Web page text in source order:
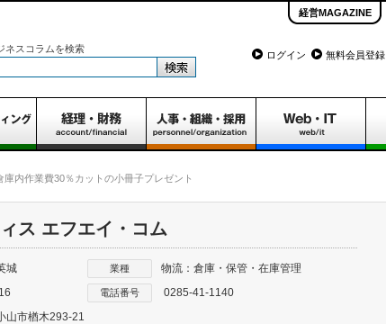
経営MAGAZINE
ネスコラムを検索
ログイン 無料会員登録
庫内作業費30％カットの小冊子プレゼント
ス エフエイ・コム
城 業種 物流：倉庫・保管・在庫管理
電話番号 0285-41-1140
山市楢木293-21